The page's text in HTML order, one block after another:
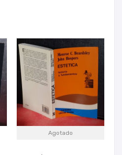
Agotado